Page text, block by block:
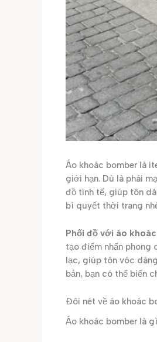
Áo khoác bomber là
giới hạn. Dù là phái
đồ tinh tế, giúp tôn
bí quyết thời trang
Phối đồ với áo
tạo điểm nhấn phong
lạc, giúp tôn vóc
bản, bạn có thể biến
Đôi nét về áo khoác
Áo khoác bomber là